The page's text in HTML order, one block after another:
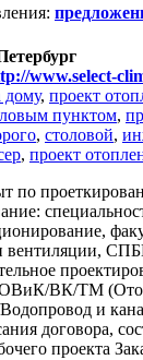
:
www.select-
дому, проект
пунктом,
, столовой,
, проект
по
вентиляции,
ВК/ТМ
и
договора,
проекта